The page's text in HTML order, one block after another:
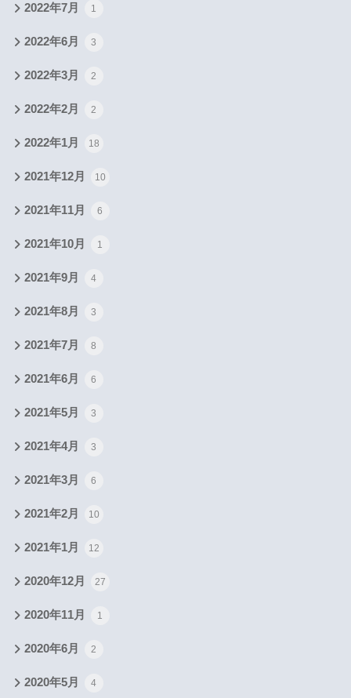
2022年7月 1
2022年6月 3
2022年3月 2
2022年2月 2
2022年1月 18
2021年12月 10
2021年11月 6
2021年10月 1
2021年9月 4
2021年8月 3
2021年7月 8
2021年6月 6
2021年5月 3
2021年4月 3
2021年3月 6
2021年2月 10
2021年1月 12
2020年12月 27
2020年11月 1
2020年6月 2
2020年5月 4